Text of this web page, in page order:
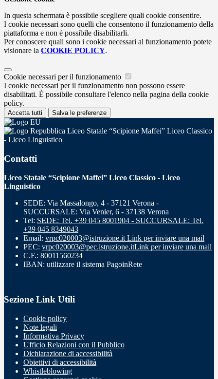
In questa schermata è possibile scegliere quali cookie consentire.
I cookie necessari sono quelli che consentono il funzionamento della
piattaforma e non è possibile disabilitarli.
Per conoscere quali sono i cookie necessari al funzionamento potete
visionare la COOKIE POLICY.
Cookie necessari per il funzionamento
I cookie necessari per il funzionamento non possono essere
disabilitati. È possibile consultare l'elenco nella pagina della cookie
policy.
Accetta tutti Salva le preferenze
Liceo Statale “Scipione Maffei” Liceo Classico
- Liceo Linguistico
Contatti
Liceo Statale “Scipione Maffei” Liceo Classico - Liceo
Linguistico
SEDE: Via Massalongo, 4 - 37121 Verona -
SUCCURSALE: Via Venier, 6 - 37138 Verona
Tel: SEDE: Tel. +39 045 8001904 - SUCCURSALE: Tel.
+39 045 8349043
Email: vrpc020003@istruzione.it Link per inviare una mail
PEC: vrpc020003@pec.istruzione.itLink per inviare una mail
C.F.: 80011560234
IBAN: utilizzare il sistema PagoinRete
Sezione Link Utili
Cookie policy
Note legali
Informativa Privacy
Ufficio Relazioni con il Pubblico
Dichiarazione di accessibilità
Obiettivi di accessibilità
Whistleblowing